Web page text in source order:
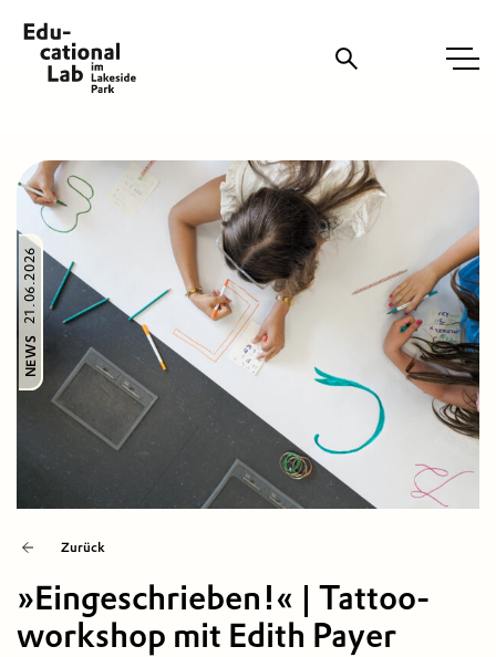
Suche
NEWS
21.06.2026
Zurück
»Eingeschrieben!« | Tattoo­
work­shop mit Edith Payer